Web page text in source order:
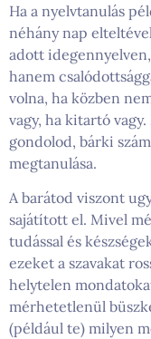
Ha a nyelvtanulás
néhány nap
adott
hanem
volna, ha közben
vagy, ha kitartó
gondolod, bárki
megtanulása.
A barátod viszont
sajátított el. Mivel
tudással és
ezeket a szavakat
helytelen
mérhetetlenül
(például te) milyen